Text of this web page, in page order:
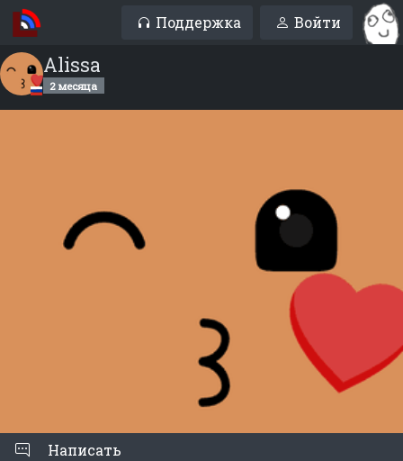
Поддержка Войти
Alissa
2 месяца
Написать